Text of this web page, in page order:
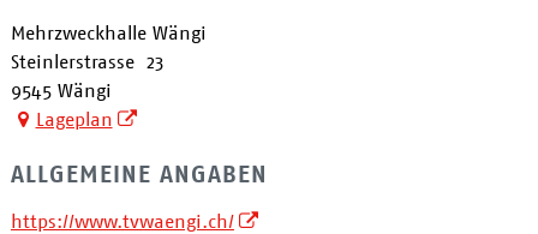
Mehrzweckhalle Wängi
Steinlerstrasse 23
9545 Wängi
Lageplan
ALLGEMEINE ANGABEN
https://www.tvwaengi.ch/